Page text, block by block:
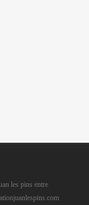
les pins entre